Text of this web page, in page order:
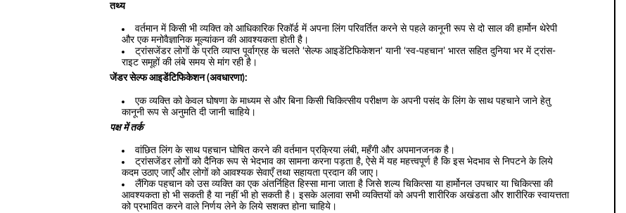
तथ्य
वर्तमान में किसी भी व्यक्ति को आधिकारिक रिकॉर्ड में अपना लिंग परिवर्तित करने से पहले कानूनी रूप से दो साल की हार्मोन थेरेपी
और एक मनोवैज्ञानिक मूल्यांकन की आवश्यकता होती है।
ट्रांसजेंडर लोगों के प्रति व्याप्त पूर्वाग्रह के चलते ‘सेल्फ आइडेंटिफिकेशन’ यानी ‘स्व-पहचान’ भारत सहित दुनिया भर में ट्रांस-
राइट समूहों की लंबे समय से मांग रही है।
जेंडर सेल्फ आइडेंटिफिकेशन (अवधारणा):
एक व्यक्ति को केवल घोषणा के माध्यम से और बिना किसी चिकित्सीय परीक्षण के अपनी पसंद के लिंग के साथ पहचाने जाने हेतु
कानूनी रूप से अनुमति दी जानी चाहिये।
पक्ष में तर्क
वांछित लिंग के साथ पहचान घोषित करने की वर्तमान प्रक्रिया लंबी, महँगी और अपमानजनक है।
ट्रांसजेंडर लोगों को दैनिक रूप से भेदभाव का सामना करना पड़ता है, ऐसे में यह महत्त्वपूर्ण है कि इस भेदभाव से निपटने के लिये
कदम उठाए जाएँ और लोगों को आवश्यक सेवाएँ तथा सहायता प्रदान की जाए।
लैंगिक पहचान को उस व्यक्ति का एक अंतर्निहित हिस्सा माना जाता है जिसे शल्य चिकित्सा या हार्मोनल उपचार या चिकित्सा की
आवश्यकता हो भी सकती है या नहीं भी हो सकती है। इसके अलावा सभी व्यक्तियों को अपनी शारीरिक अखंडता और शारीरिक स्वायत्तता
को प्रभावित करने वाले निर्णय लेने के लिये सशक्त होना चाहिये।